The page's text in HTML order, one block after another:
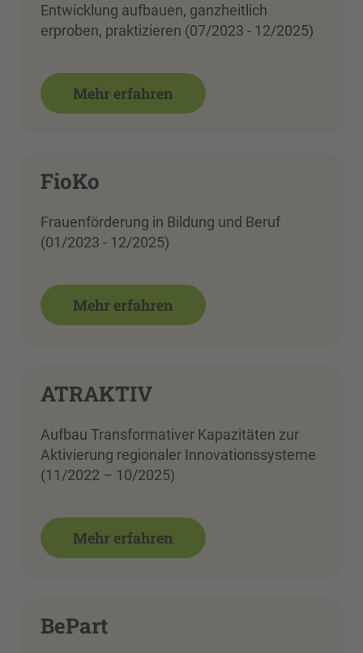
Entwicklung aufbauen, ganzheitlich
erproben, praktizieren (07/2023 - 12/2025)
Mehr erfahren
FioKo
Frauenförderung in Bildung und Beruf
(01/2023 - 12/2025)
Mehr erfahren
ATRAKTIV
Aufbau Transformativer Kapazitäten zur
Aktivierung regionaler Innovationssysteme
(11/2022 – 10/2025)
Mehr erfahren
BePart